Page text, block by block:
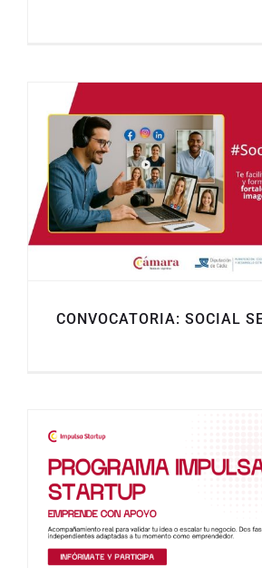
CONVOCATORIA: SOCIAL